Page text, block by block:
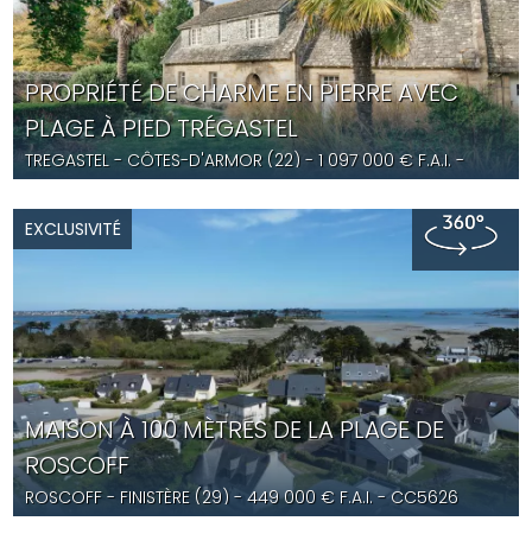
PROPRIÉTÉ DE CHARME EN PIERRE AVEC
PLAGE À PIED TRÉGASTEL
TREGASTEL- CÔTES-D'ARMOR (22) -1 097 000 € F.A.I. -
YD5632
MAISON À 100 MÈTRES DE LA PLAGE DE
ROSCOFF
ROSCOFF- FINISTÈRE (29) -449 000 € F.A.I.- CC5626
EXCLUSIVITÉ